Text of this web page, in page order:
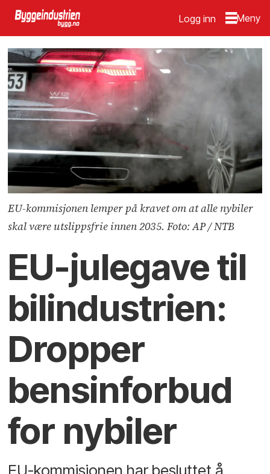
Logg inn
EU-kommisjonen lemper på kravet om at alle nybiler
skal være utslippsfrie innen 2035. Foto: AP / NTB
EU-julegave til
bilindustrien:
Dropper
bensinforbud
for nybiler
EU-kommisjonen har besluttet å